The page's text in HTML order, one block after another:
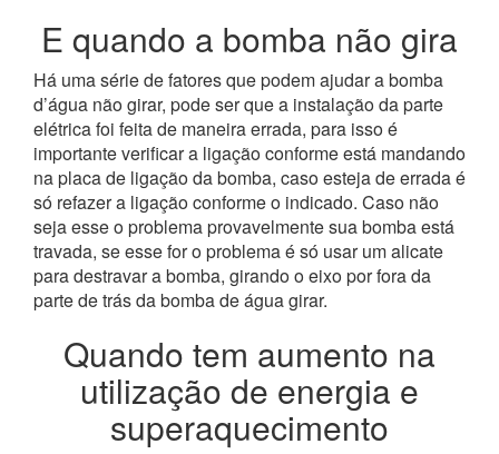
E quando a bomba não gira
Há uma série de fatores que podem ajudar a bomba
d’água não girar, pode ser que a instalação da parte
elétrica foi feita de maneira errada, para isso é
importante verificar a ligação conforme está mandando
na placa de ligação da bomba, caso esteja de errada é
só refazer a ligação conforme o indicado. Caso não
seja esse o problema provavelmente sua bomba está
travada, se esse for o problema é só usar um alicate
para destravar a bomba, girando o eixo por fora da
parte de trás da bomba de água girar.
Quando tem aumento na
utilização de energia e
superaquecimento